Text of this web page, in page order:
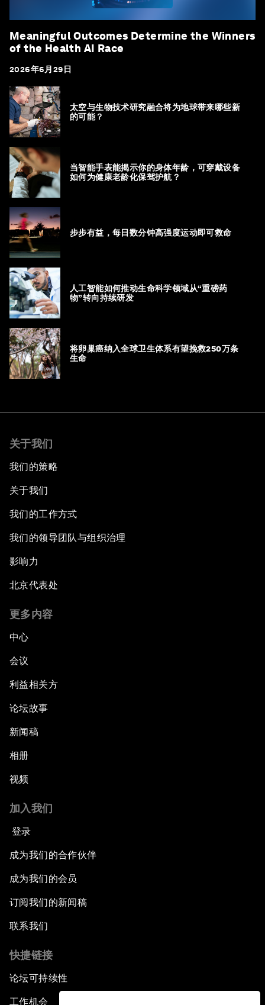
Meaningful Outcomes Determine the Winners
of the Health AI Race
2026年6月29日
太空与生物技术研究融合将为地球带来哪些新
的可能？
当智能手表能揭示你的身体年龄，可穿戴设备
如何为健康老龄化保驾护航？
步步有益，每日数分钟高强度运动即可救命
人工智能如何推动生命科学领域从“重磅药
物”转向持续研发
将卵巢癌纳入全球卫生体系有望挽救250万条
生命
关于我们
我们的策略
关于我们
我们的工作方式
我们的领导团队与组织治理
影响力
北京代表处
更多内容
中心
会议
利益相关方
论坛故事
新闻稿
相册
视频
加入我们
登录
成为我们的合作伙伴
成为我们的会员
订阅我们的新闻稿
联系我们
快捷链接
论坛可持续性
工作机会